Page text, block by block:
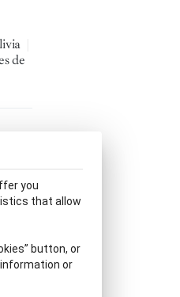
de
y
la
de
|
you
that allow
button, or
information or